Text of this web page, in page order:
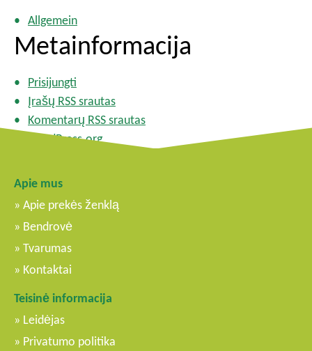
Allgemein
Metainformacija
Prisijungti
Įrašų RSS srautas
Komentarų RSS srautas
WordPress.org
Apie mus
Apie prekės ženklą
Bendrovė
Tvarumas
Kontaktai
Teisinė informacija
Leidėjas
Privatumo politika